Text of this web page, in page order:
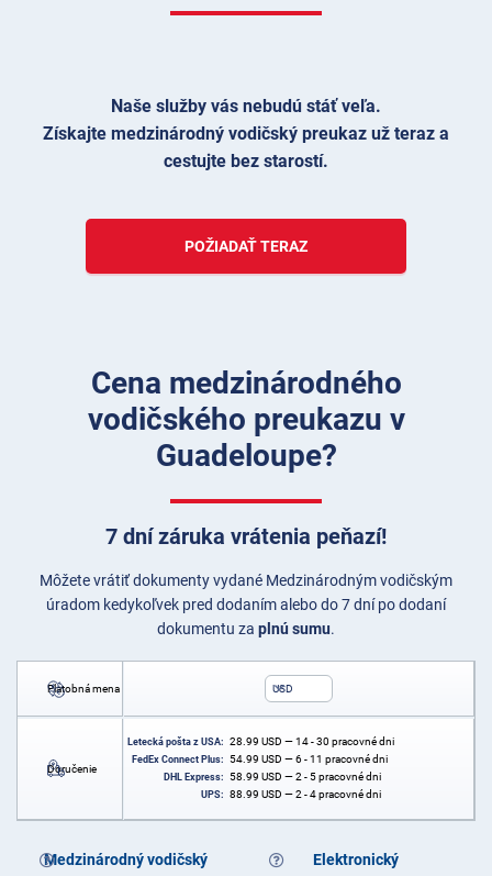
Naše služby vás nebudú stáť veľa.
Získajte medzinárodný vodičský preukaz už teraz a
cestujte bez starostí.
POŽIADAŤ TERAZ
Cena medzinárodného
vodičského preukazu v
Guadeloupe?
7 dní záruka vrátenia peňazí!
Môžete vrátiť dokumenty vydané Medzinárodným vodičským
úradom kedykoľvek pred dodaním alebo do 7 dní po dodaní
dokumentu za plnú sumu.
Platobná mena USD
Doručenie
Letecká pošta z USA: 28.99 USD — 14 - 30 pracovné dni
FedEx Connect Plus: 54.99 USD — 6 - 11 pracovné dni
DHL Express: 58.99 USD — 2 - 5 pracovné dni
UPS: 88.99 USD — 2 - 4 pracovné dni
Medzinárodný vodičský
Elektronický